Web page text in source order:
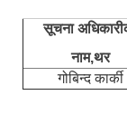
सूचना
नाम,थर
गोबिन्द कार्की